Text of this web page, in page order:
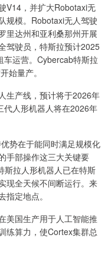
，并扩大Robotaxi无
规模。Robotaxi无人驾驶
里达州和亚利桑那州开展
驾驶员，特斯拉预计2025
运营。Cybercab特斯拉
始量产。
产线，预计将于2026年
代人形机器人将在2026年
势在于能同时满足规模化
手部操作这三大关键要
斯拉人形机器人已在特斯
现全天候不间断运行。来
定地点。
国生产用于人工智能推
练算力，使Cortex集群总